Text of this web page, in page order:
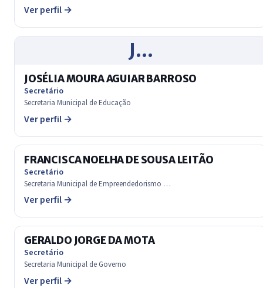
Ver perfil →
J…
JOSÉLIA MOURA AGUIAR BARROSO
Secretário
Secretaria Municipal de Educação
Ver perfil →
FRANCISCA NOELHA DE SOUSA LEITÃO
Secretário
Secretaria Municipal de Empreendedorismo …
Ver perfil →
GERALDO JORGE DA MOTA
Secretário
Secretaria Municipal de Governo
Ver perfil →